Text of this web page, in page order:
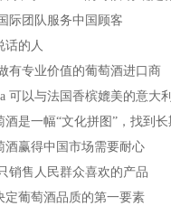
际团队服务中国顾客
话的人
有专业价值的葡萄酒进口商
酒赢得中国市场需要耐心
销售人民群众喜欢的产品
定葡萄酒品质的第一要素